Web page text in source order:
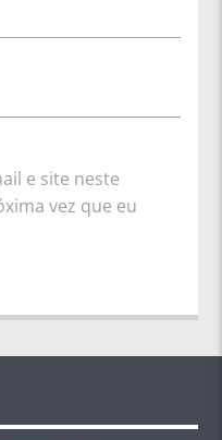
e site neste
vez que eu